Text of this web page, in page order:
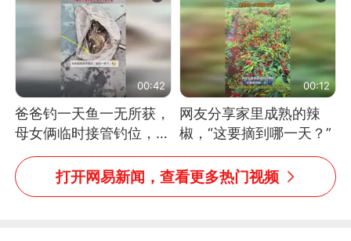
00:42
爸爸钓一天鱼一无所获，
母女俩临时接管钓位，用
玩具鱼竿钓上大鱼
00:12
网友分享家里成熟的辣
椒，“这要摘到哪一天？”
打开网易新闻，查看更多热门视频